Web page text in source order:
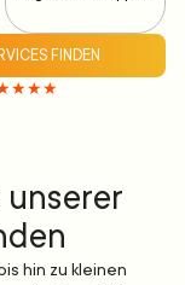
FINDEN
hin zu kleinen